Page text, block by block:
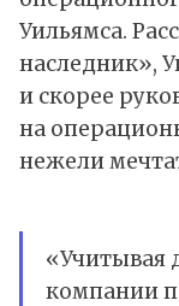
Уильямса.
наследник»,
и скорее
на
нежели
«Учитывая
компании